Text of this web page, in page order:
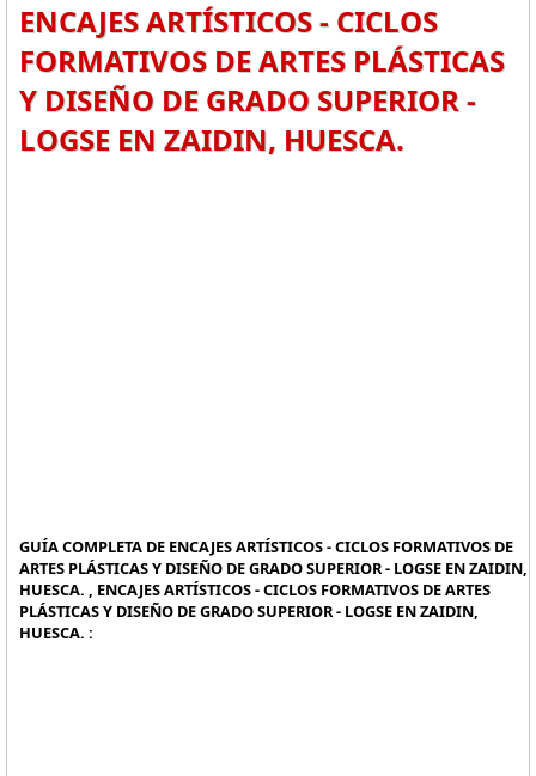
ENCAJES ARTÍSTICOS - CICLOS
FORMATIVOS DE ARTES PLÁSTICAS
Y DISEÑO DE GRADO SUPERIOR -
LOGSE EN ZAIDIN, HUESCA.
GUÍA COMPLETA DE ENCAJES ARTÍSTICOS - CICLOS FORMATIVOS DE
ARTES PLÁSTICAS Y DISEÑO DE GRADO SUPERIOR - LOGSE EN ZAIDIN,
HUESCA. , ENCAJES ARTÍSTICOS - CICLOS FORMATIVOS DE ARTES
PLÁSTICAS Y DISEÑO DE GRADO SUPERIOR - LOGSE EN ZAIDIN,
HUESCA. :